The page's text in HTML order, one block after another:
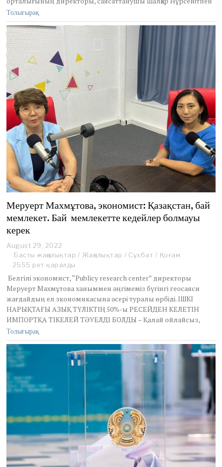
,
0
2
2
Толығырақ
Меруерт Махмұтова, экономист: Қазақстан, бай
мемлекет. Бай мемлекетте кедейлер болмауы
керек
August 29, 2022
u
g
s
t
2
9
,
2
2
Басты жаңалықтар / Жаңалықтар / Сұхбат / Қоғам
2555 рет қаралды
Белгілі экономист, “Publicy research center” директоры
Меруерт Махмұтова ханыммен әңгімеміз бүгінгі геосаяси
жағдайдың ел экономикасына әсері туралы өрбіді. ІШКІ
НАРЫҚТАҒЫ АЗЫҚ ТҮЛІКТІҢ 50%-ы РЕСЕЙДЕН КЕЛЕТІН
ИМПОРТҚА ТІКЕЛЕЙ ТӘУЕЛДІ БОЛДЫ – Қалай ойлайсыз,
Толығырақ